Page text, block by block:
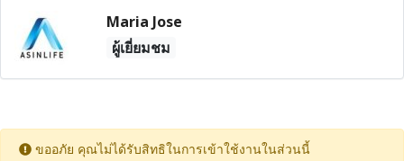
Maria Jose
ผู้เยี่ยมชม
ขออภัย คุณไม่ได้รับสิทธิในการเข้าใช้งานในส่วนนี้